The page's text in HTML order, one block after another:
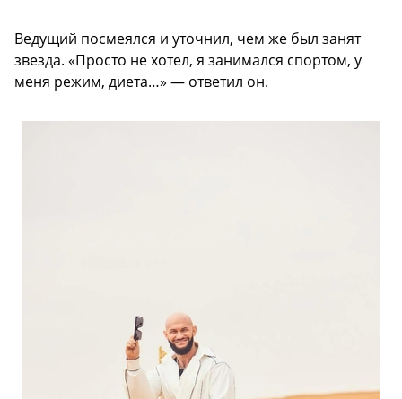
Ведущий посмеялся и уточнил, чем же был занят
звезда. «Просто не хотел, я занимался спортом, у
меня режим, диета…» — ответил он.